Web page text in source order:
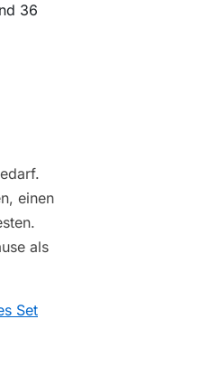
36
einen
als
Set